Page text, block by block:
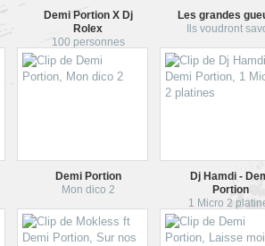
Demi Portion X Dj
Rolex
100 personnes
Les grandes
Ils voudront
Demi Portion
Mon dico 2
Dj Hamdi -
Portion
1 Micro 2